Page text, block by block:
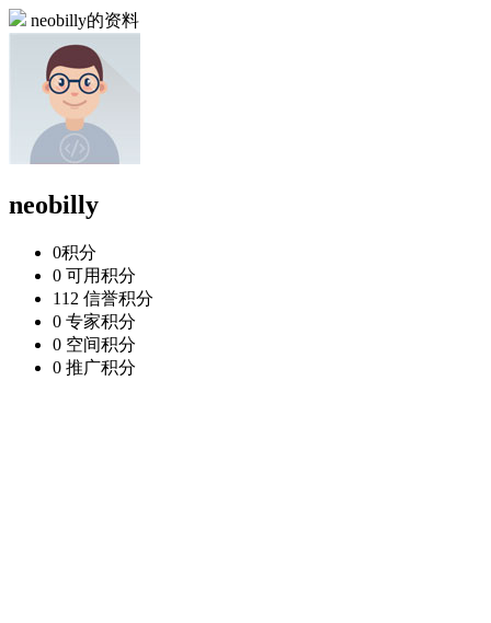
neobilly的资料
neobilly
0积分
0 可用积分
112 信誉积分
0 专家积分
0 空间积分
0 推广积分